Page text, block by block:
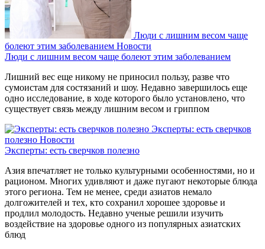
Люди с лишним весом чаще
болеют этим заболеванием Новости
Люди с лишним весом чаще болеют этим заболеванием
Лишний вес еще никому не приносил пользу, разве что
сумоистам для состязаний и шоу. Недавно завершилось еще
одно исследование, в ходе которого было установлено, что
существует связь между лишним весом и гриппом
Эксперты: есть сверчков
полезно Новости
Эксперты: есть сверчков полезно
Азия впечатляет не только культурными особенностями, но и
рационом. Многих удивляют и даже пугают некоторые блюда
этого региона. Тем не менее, среди азиатов немало
долгожителей и тех, кто сохранил хорошее здоровье и
продлил молодость. Недавно ученые решили изучить
воздействие на здоровье одного из популярных азиатских
блюд